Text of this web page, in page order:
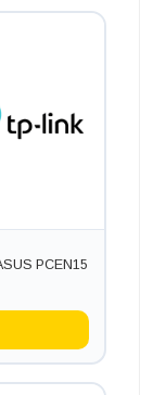
SFF,
PCEN15